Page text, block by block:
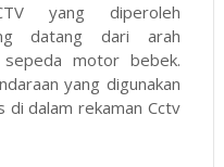
yang diperoleh
datang dari arah
sepeda motor bebek.
yang digunakan
di dalam rekaman Cctv